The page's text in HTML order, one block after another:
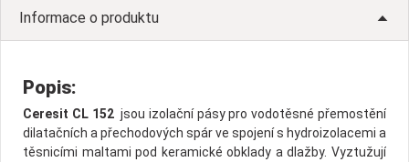
Informace o produktu
Popis:
Ceresit CL 152jsou izolační pásy pro vodotěsné přemostění
dilatačních a přechodových spár ve spojení s hydroizolacemi a
těsnicími maltami pod keramické obklady a dlažby. Vyztužují